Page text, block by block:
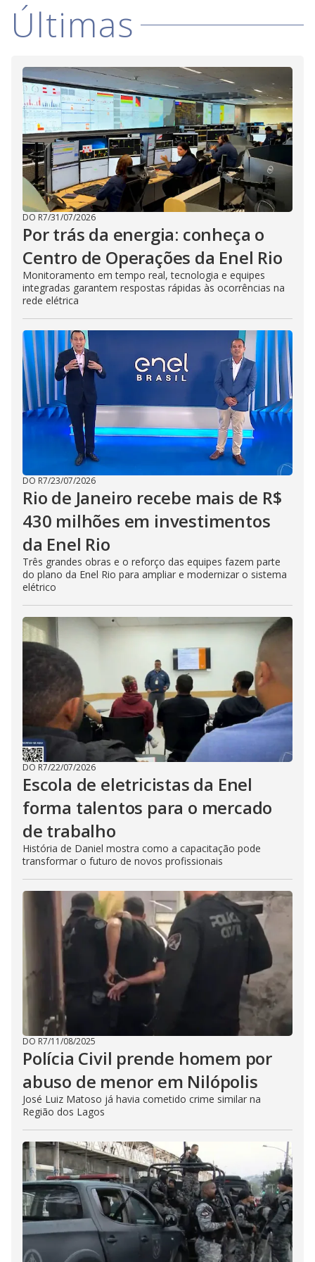
V
i
d
e
o
Últimas
DO R7/31/07/2026
Por trás da energia: conheça o
Centro de Operações da Enel Rio
Monitoramento em tempo real, tecnologia e equipes
integradas garantem respostas rápidas às ocorrências na
rede elétrica
DO R7/23/07/2026
Rio de Janeiro recebe mais de R$
430 milhões em investimentos
da Enel Rio
Três grandes obras e o reforço das equipes fazem parte
do plano da Enel Rio para ampliar e modernizar o sistema
elétrico
DO R7/22/07/2026
Escola de eletricistas da Enel
forma talentos para o mercado
de trabalho
História de Daniel mostra como a capacitação pode
transformar o futuro de novos profissionais
DO R7/11/08/2025
Polícia Civil prende homem por
abuso de menor em Nilópolis
José Luiz Matoso já havia cometido crime similar na
Região dos Lagos